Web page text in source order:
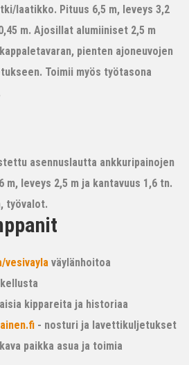
laatikko. Pituus 6,5 m, leveys 3,2
m. Ajosillat alumiiniset 2,5 m
pienten ajoneuvojen
Toimii myös työtasona
asennuslautta ankkuripainojen
m, leveys 2,5 m ja kantavuus 1,6 tn.
työvalot.
vesivayla väylänhoitoa
kippareita ja historiaa
- nosturi ja lavettikuljetukset
paikka asua ja toimia